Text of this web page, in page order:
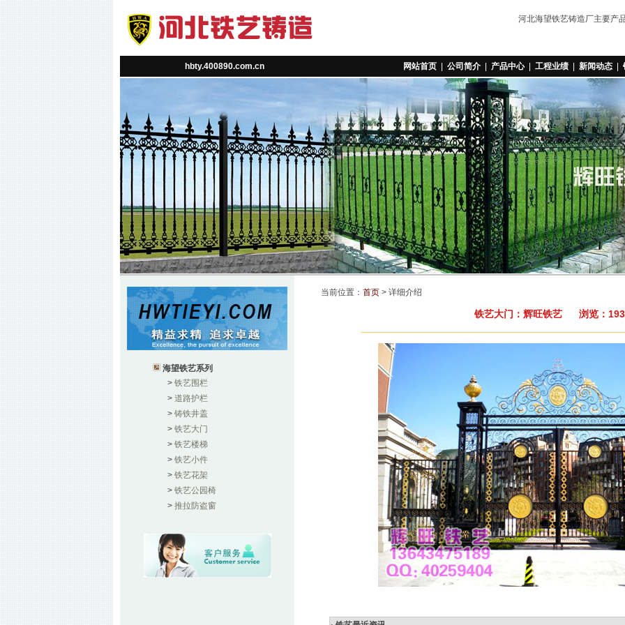
河北海望铁艺铸造厂主要产
hbty.400890.com.cn 网站首页| 公司简介| 产品中心| 工程业绩| 新闻动态|
海望铁艺系列
> 铁艺围栏
> 道路护栏
> 铸铁井盖
> 铁艺大门
> 铁艺楼梯
> 铁艺小件
> 铁艺花架
> 铁艺公园椅
> 推拉防盗窗
当前位置： 首页 > 详细介绍
铁艺大门：辉旺铁艺 浏览：